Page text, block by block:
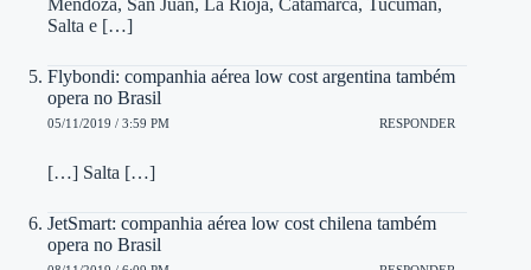
Salta e […]
Flybondi: companhia aérea low cost argentina também
opera no Brasil
05/11/2019 / 3:59 PM RESPONDER
[…] Salta […]
JetSmart: companhia aérea low cost chilena também
opera no Brasil